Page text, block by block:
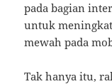
pada bagian
untuk
mewah pada
Tak hanya itu,